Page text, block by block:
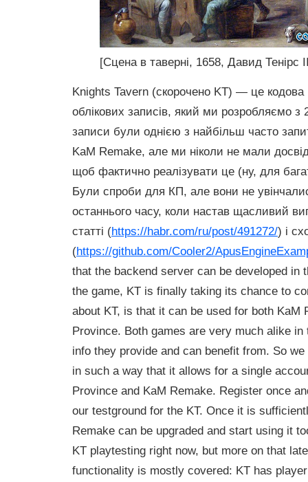
[Сцена в таверні, 1658, Давид Тенірс
Knights Tavern (скорочено KT) — це кодова
облікових записів, який ми розробляємо з
записи були однією з найбільш часто
KaM Remake, але ми ніколи не мали
щоб фактично реалізувати це (ну, для
Були спроби для КП, але вони не
останнього часу, коли настав щасливий
статті (https://habr.com/ru/post/491272/) і
(https://github.com/Cooler2/
that the backend server can be developed in
the game, KT is finally taking its chance to
about KT, is that it can be used for both KaM
Province. Both games are very much alike
info they provide and can benefit from. So
in such a way that it allows for a single
Province and KaM Remake. Register once
our testground for the KT. Once it is
Remake can be upgraded and start using it
KT playtesting right now, but more on that
functionality is mostly covered: KT has